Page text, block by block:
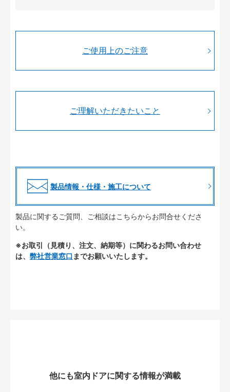
ご使用上のご注意
ご理解いただきたいこと
製品情報・仕様・施工について
製品に関するご質問、ご相談はこちらからお問合せくださ
い。
※お取引（見積り、注文、納期等）に関わるお問い合わせ
は、 弊社営業窓口 までお願いいたします。
他にも室内ドアに関する情報が満載